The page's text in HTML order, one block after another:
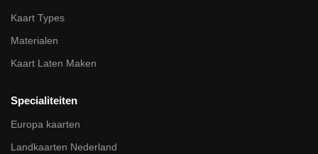
Kaart Types
Materialen
Kaart Laten Maken
Specialiteiten
Europa kaarten
Landkaarten Nederland